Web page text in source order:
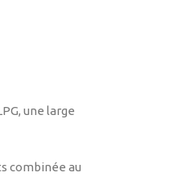
une large
combinée au